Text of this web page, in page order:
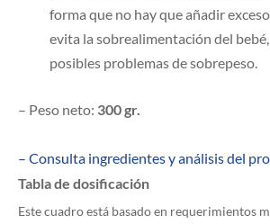
forma que no hay que añadir
evita la sobrealimentación del
posibles problemas de sobrepeso.
– Peso neto: 300 gr.
– Consulta ingredientes y análisis del
Tabla de dosificación
Este cuadro está basado en requerimientos